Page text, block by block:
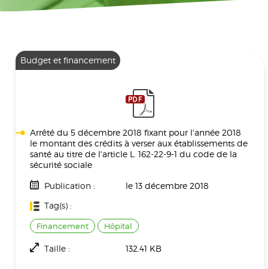
Budget et financement
Arrêté du 5 décembre 2018 fixant pour l'année 2018
le montant des crédits à verser aux établissements de
santé au titre de l'article L. 162-22-9-1 du code de la
sécurité sociale
Publication :
le 13 décembre 2018
Tag(s) :
Financement Hôpital
Taille : 132.41 KB